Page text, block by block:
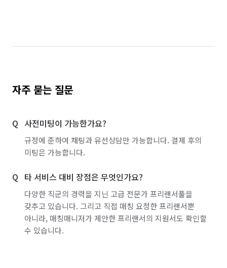
자주 묻는 질문
사전미팅이 가능한가요?
규정에 준하여 채팅과 유선상담만 가능합니다. 결제 후의
미팅은 가능합니다.
타 서비스 대비 장점은 무엇인가요?
다양한 직군의 경력을 지닌 고급 전문가 프리랜서풀을
갖추고 있습니다. 그리고 직접 매칭 요청한 프리랜서뿐
아니라, 매칭매니저가 제안한 프리랜서의 지원서도 확인할
수 있습니다.